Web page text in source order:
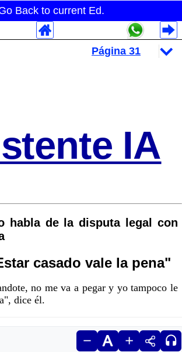
Back to current Ed.
IA
habla de la disputa legal con
casado vale la pena"
no me va a pegar y yo tampoco le
dice él.
Rubros